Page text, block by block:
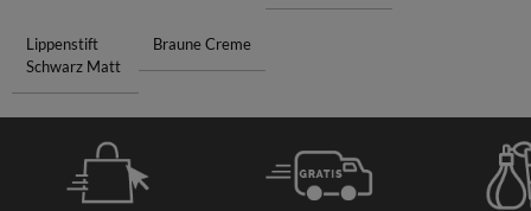
Lippenstift
Schwarz Matt
Braune Creme